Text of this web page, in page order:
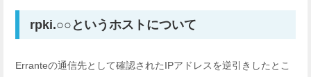
rpki.○○というホストについて
Erranteの通信先として確認されたIPアドレスを逆引きしたとこ